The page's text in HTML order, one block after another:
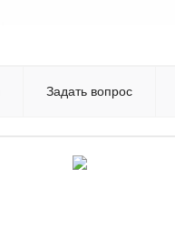
Задать вопрос